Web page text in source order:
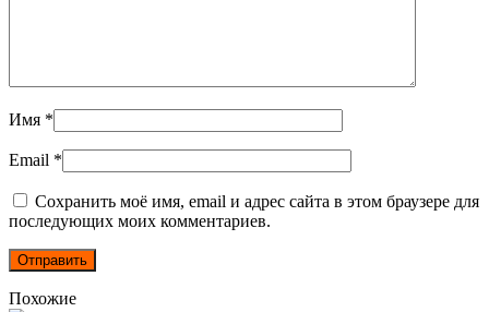
Имя *
Email *
Сохранить моё имя, email и адрес сайта в этом браузере для
последующих моих комментариев.
Похожие